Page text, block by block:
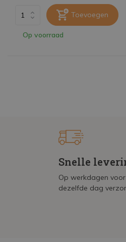
Toevoegen
Op voorraad
Snelle
Op werkdagen
dezelfde dag